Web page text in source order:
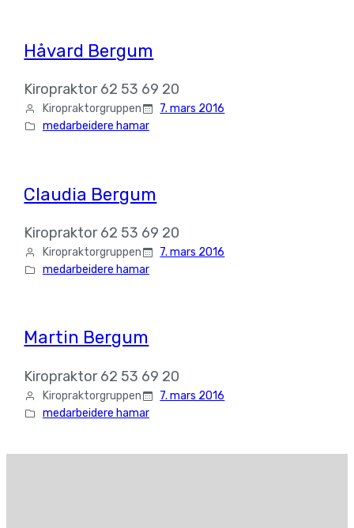
Håvard Bergum
Kiropraktor 62 53 69 20
Kiropraktorgruppen
7. mars 2016
medarbeidere hamar
Claudia Bergum
Kiropraktor 62 53 69 20
Kiropraktorgruppen
7. mars 2016
medarbeidere hamar
Martin Bergum
Kiropraktor 62 53 69 20
Kiropraktorgruppen
7. mars 2016
medarbeidere hamar